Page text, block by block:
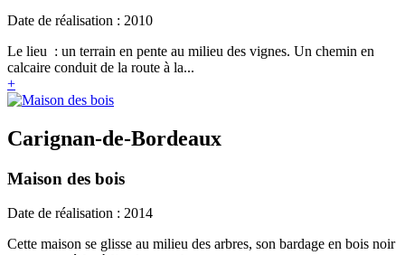
Date de réalisation : 2010
Le lieu : un terrain en pente au milieu des vignes. Un chemin en
calcaire conduit de la route à la...
+
Carignan-de-Bordeaux
Maison des bois
Date de réalisation : 2014
Cette maison se glisse au milieu des arbres, son bardage en bois noir